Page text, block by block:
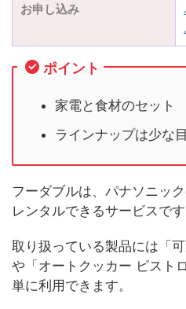
お申し込み
ポイント
家電と食材のセット
ラインナップは少な目
フーダブルは、パナソニッ
レンタルできるサービスです
取り扱っている製品には「
や「オートクッカー ビスト
単に利用できます。